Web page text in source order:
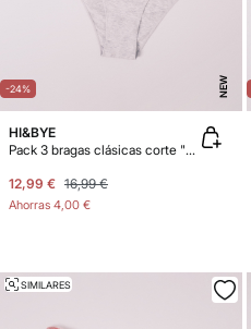
-24% NEW
HI&BYE
Pack 3 bragas clásicas corte "U"
12,99 € 16,99 €
Ahorras 4,00 €
SIMILARES